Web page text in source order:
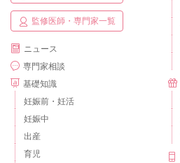
監修医師・専門家一覧
ニュース
専門家相談
基礎知識
妊娠前・妊活
妊娠中
出産
育児